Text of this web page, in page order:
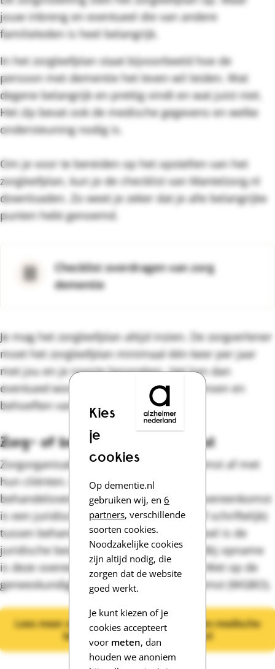
Kies
je
cookies
Op dementie.nl
gebruiken wij, en 6
partners, verschillende
soorten cookies.
Noodzakelijke cookies
zijn altijd nodig, die
zorgen dat de website
goed werkt.
Je kunt kiezen of je
cookies accepteert
voor meten, dan
houden we anoniem
jouw inbreng en eventueel die van andere
familieleden is heel belangrijk.
In het zorgleefplan staat bijvoorbeeld hoe de
persoon met dementie het leven wil leiden. Wat
degene belangrijk en prettig vindt en wat juist niet.
Het zlp bevat ook de medische gegevens en welke
ondersteuning nodig is.
Om je voor te bereiden op het opstellen van het
zorgleefplan, kun je de checklist van Mantelzorg.nl
downloaden. Zo weet je zeker dat je alle belangrijke
punten hebt genoemd.
Checklist overdragen van zorg
dementie
Je mag het zorgleefplan altijd inzien. De zorgverlener
moet het zorgleefplan minimaal één keer per jaar
met jou en je naaste bespreken. Het kan dan
eventueel worden aangepast aan de wensen en
behoeften van je naaste.
Zorg- of behandelovereenkomst
Zorgorganisaties sluiten een overeenkomst af met
hun cliënten. Dit is de zorg- of
behandelovereenkomst. Een behandelovereenkomst
is een juridische afspraak (mondeling of schriftelijk)
tussen behandelaar en patiënt. Het is doel is de
juridische bescherming van de patiënt. Bij opname
is deze overeenkomst gebaseerd op de Wet op de
geneeskundige behandelingsovereenkomst (WGBO).
Lees meer over rechten en plichten bij een medische
behandeling op Rijksoverheid.nl